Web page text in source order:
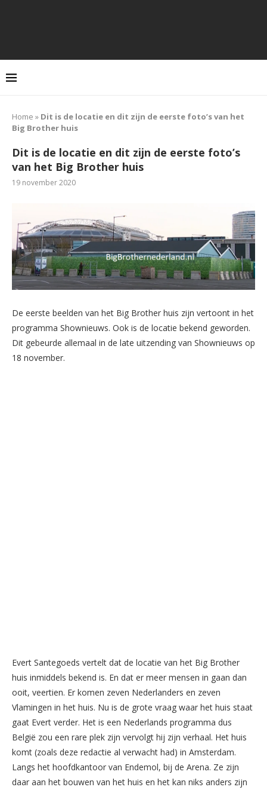
Home » Dit is de locatie en dit zijn de eerste foto’s van het
Big Brother huis
Dit is de locatie en dit zijn de eerste foto’s
van het Big Brother huis
19 november 2020
De eerste beelden van het Big Brother huis zijn vertoont in het
programma Shownieuws. Ook is de locatie bekend geworden.
Dit gebeurde allemaal in de late uitzending van Shownieuws op
18 november.
Evert Santegoeds vertelt dat de locatie van het Big Brother
huis inmiddels bekend is. En dat er meer mensen in gaan dan
ooit, veertien. Er komen zeven Nederlanders en zeven
Vlamingen in het huis. Nu is de grote vraag waar het huis staat
gaat Evert verder. Het is een Nederlands programma dus
België zou een rare plek zijn vervolgt hij zijn verhaal. Het huis
komt (zoals deze redactie al verwacht had) in Amsterdam.
Langs het hoofdkantoor van Endemol, bij de Arena. Ze zijn
daar aan het bouwen van het huis en het kan niks anders zijn